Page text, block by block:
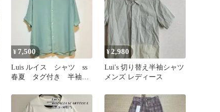
¥ 7,500
Luis ルイス シャツ ss
春夏 タグ付き 半袖
¥2,980
Lui's 切り替え半袖シャツ
メンズ レディース